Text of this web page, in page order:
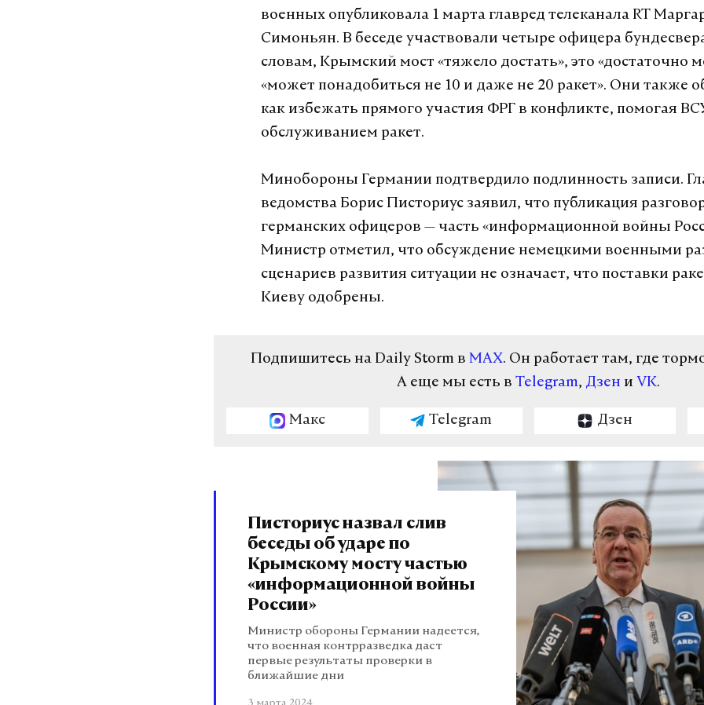
военных опубликовала 1 марта главред телеканала RT
Симоньян. В беседе участвовали четыре офицера
словам, Крымский мост «тяжело достать», это «достаточно
«может понадобиться не 10 и даже не 20 ракет». Они также
как избежать прямого участия ФРГ в конфликте, помогая
обслуживанием ракет.
Минобороны Германии подтвердило подлинность записи.
ведомства Борис Писториус заявил, что публикация
германских офицеров — часть «информационной войны
Министр отметил, что обсуждение немецкими военными
сценариев развития ситуации не означает, что поставки
Киеву одобрены.
Подпишитесь на Daily Storm в MAX. Он работает там, где
А еще мы есть в Telegram, Дзен и VK.
Макс Telegram Дзен
Писториус назвал слив
беседы об ударе по
Крымскому мосту частью
«информационной войны
России»
Министр обороны Германии надеется,
что военная контрразведка даст
первые результаты проверки в
ближайшие дни
3 марта 2024